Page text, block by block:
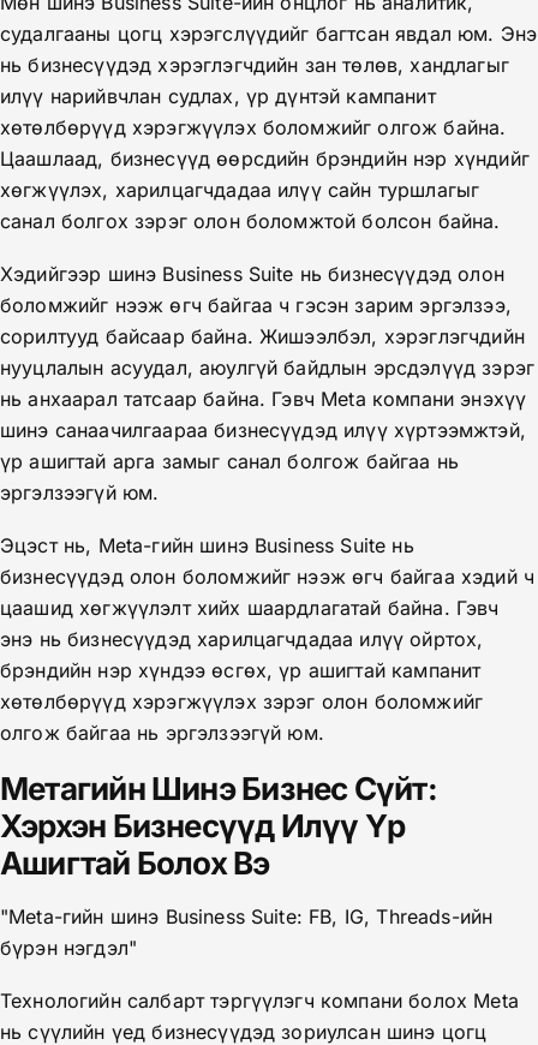
судалгааны цогц хэрэгслүүдийг багтсан явдал юм. Энэ
нь бизнесүүдэд хэрэглэгчдийн зан төлөв, хандлагыг
илүү нарийвчлан судлах, үр дүнтэй кампанит
хөтөлбөрүүд хэрэгжүүлэх боломжийг олгож байна.
Цаашлаад, бизнесүүд өөрсдийн брэндийн нэр хүндийг
хөгжүүлэх, харилцагчдадаа илүү сайн туршлагыг
санал болгох зэрэг олон боломжтой болсон байна.
Хэдийгээр шинэ Business Suite нь бизнесүүдэд олон
боломжийг нээж өгч байгаа ч гэсэн зарим эргэлзээ,
сорилтууд байсаар байна. Жишээлбэл, хэрэглэгчдийн
нууцлалын асуудал, аюулгүй байдлын эрсдэлүүд зэрэг
нь анхаарал татсаар байна. Гэвч Meta компани энэхүү
шинэ санаачилгаараа бизнесүүдэд илүү хүртээмжтэй,
үр ашигтай арга замыг санал болгож байгаа нь
эргэлзээгүй юм.
Эцэст нь, Meta-гийн шинэ Business Suite нь
бизнесүүдэд олон боломжийг нээж өгч байгаа хэдий ч
цаашид хөгжүүлэлт хийх шаардлагатай байна. Гэвч
энэ нь бизнесүүдэд харилцагчдадаа илүү ойртох,
брэндийн нэр хүндээ өсгөх, үр ашигтай кампанит
хөтөлбөрүүд хэрэгжүүлэх зэрэг олон боломжийг
олгож байгаа нь эргэлзээгүй юм.
Метагийн Шинэ Бизнес Сүйт:
Хэрхэн Бизнесүүд Илүү Үр
Ашигтай Болох Вэ
"Meta-гийн шинэ Business Suite: FB, IG, Threads-ийн
бүрэн нэгдэл"
Технологийн салбарт тэргүүлэгч компани болох Meta
нь сүүлийн үед бизнесүүдэд зориулсан шинэ цогц